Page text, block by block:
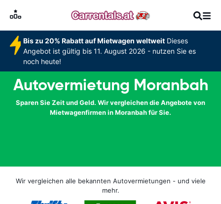
Bis zu 20% Rabatt auf Mietwagen weltweitDieses
Angebot ist gültig bis 11. August 2026 - nutzen Sie es
noch heute!
Autovermietung Moranbah
Sparen Sie Zeit und Geld. Wir vergleichen die Angebote von
Mietwagenfirmen in Moranbah für Sie.
Wir vergleichen alle bekannten Autovermietungen - und viele
mehr.